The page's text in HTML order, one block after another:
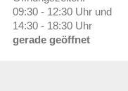
09:30 - 12:30 Uhr und
14:30 - 18:30 Uhr
gerade geöffnet